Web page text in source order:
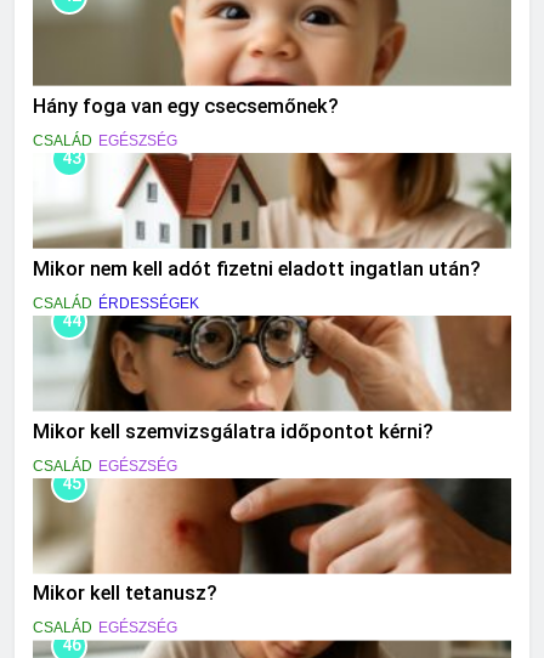
Hány foga van egy csecsemőnek?
CSALÁD EGÉSZSÉG
43
Mikor nem kell adót fizetni eladott ingatlan után?
CSALÁD ÉRDESSÉGEK
44
Mikor kell szemvizsgálatra időpontot kérni?
CSALÁD EGÉSZSÉG
45
Mikor kell tetanusz?
CSALÁD EGÉSZSÉG
46